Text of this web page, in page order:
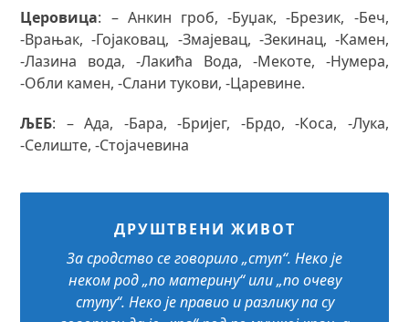
Церовица: – Анкин гроб, -Буџак, -Брезик, -Беч,
-Врањак, -Гојаковац, -Змајевац, -Зекинац, -Камен,
-Лазина вода, -Лакића Вода, -Мекоте, -Нумера,
-Обли камен, -Слани тукови, -Царевине.
ЉЕБ: – Ада, -Бара, -Бријег, -Брдо, -Коса, -Лука,
-Селиште, -Стојачевина
ДРУШТВЕНИ ЖИВОТ
За сродство се говорило „ступ“. Неко је
неком род „по материну“ или „по очеву
ступу“. Неко је правио и разлику па су